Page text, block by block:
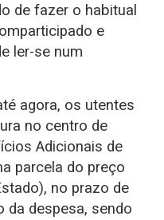
de fazer o habitual
e
ler-se num
agora, os utentes
no centro de
Adicionais de
parcela do preço
no prazo de
da despesa, sendo